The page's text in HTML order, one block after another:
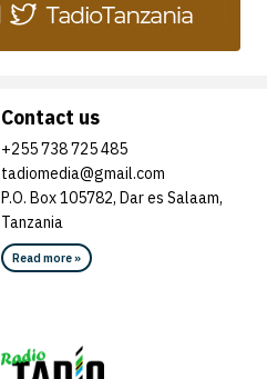
Contact us
+255 738 725 485
tadiomedia@gmail.com
P.O. Box 105782, Dar es Salaam,
Tanzania
Read more »